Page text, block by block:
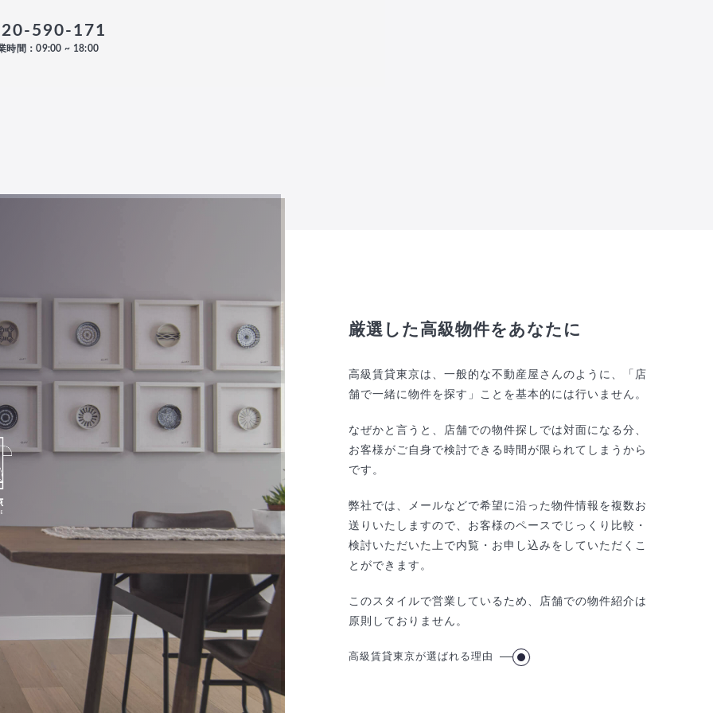
590-171
時間：09:00 ~ 18:00
厳選した高級物件をあなたに
高級賃貸東京は、一般的な不動産屋さんのように、「店
舗で一緒に物件を探す」ことを基本的には行いません。
なぜかと言うと、店舗での物件探しでは対面になる分、
お客様がご自身で検討できる時間が限られてしまうから
です。
弊社では、メールなどで希望に沿った物件情報を複数お
送りいたしますので、お客様のペースでじっくり比較・
検討いただいた上で内覧・お申し込みをしていただくこ
とができます。
このスタイルで営業しているため、店舗での物件紹介は
原則しておりません。
高級賃貸東京が選ばれる理由